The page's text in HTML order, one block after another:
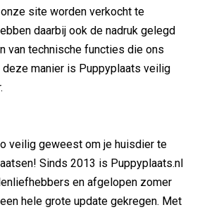
site worden verkocht te
daarbij ook de nadruk gelegd
van technische functies die ons
deze manier is Puppyplaats veilig
veilig geweest om je huisdier te
Sinds 2013 is Puppyplaats.nl
en afgelopen zomer
hele grote update gekregen. Met